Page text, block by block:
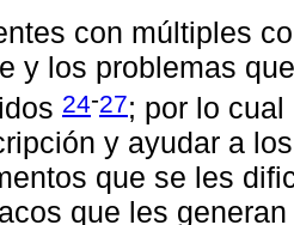
con múltiples
y los problemas
24-27; por lo
y ayudar a
que se les
que les